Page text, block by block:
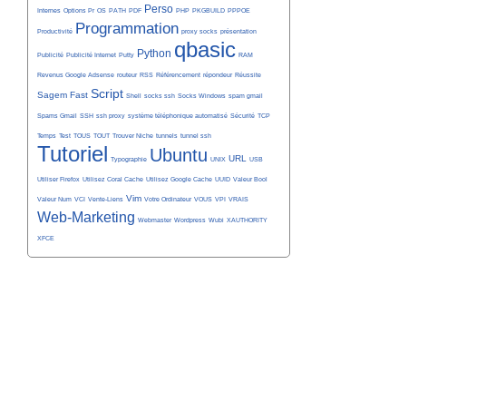
Internes Options Pr OS PATH PDF Perso PHP PKGBUILD PPPOE
Productivité Programmation proxy socks présentation
Publicité Publicité Internet Putty Python qbasic RAM
Revenus Google Adsense routeur RSS Référencement répondeur Réussite
Sagem Fast Script Shell socks ssh Socks Windows spam gmail
Spams Gmail SSH ssh proxy système téléphonique automatisé Sécurité TCP
Temps Test TOUS TOUT Trouver Niche tunnels tunnel ssh
Tutoriel Typographie Ubuntu UNIX URL USB
Utiliser Firefox Utilisez Coral Cache Utilisez Google Cache UUID Valeur Bool
Valeur Num VCI Vente-Liens Vim Votre Ordinateur VOUS VPI VRAIS
Web-Marketing Webmaster Wordpress Wubi XAUTHORITY
XFCE